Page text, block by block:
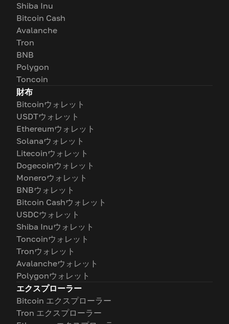
Shiba Inu
Bitcoin Cash
Avalanche
Tron
BNB
Polygon
Toncoin
財布
Bitcoinウォレット
USDTウォレット
Ethereumウォレット
Solanaウォレット
Litecoinウォレット
Dogecoinウォレット
Moneroウォレット
BNBウォレット
Bitcoin Cashウォレット
USDCウォレット
Shiba Inuウォレット
Toncoinウォレット
Tronウォレット
Avalancheウォレット
Polygonウォレット
エクスプローラー
Bitcoin エクスプローラー
Tron エクスプローラー